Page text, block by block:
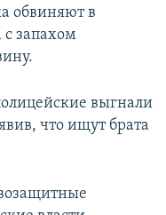
обвиняют в
запахом
выгнали
что ищут брата